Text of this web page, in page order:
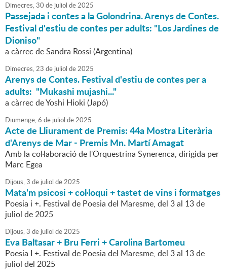
Dimecres,30 de juliol de2025
Passejada i contes a la Golondrina. Arenys de Contes.
Festival d'estiu de contes per adults: "Los Jardines de
Dioniso"
a càrrec de Sandra Rossi (Argentina)
Dimecres,23 de juliol de2025
Arenys de Contes. Festival d'estiu de contes per a
adults: "Mukashi mujashi..."
a càrrec de Yoshi Hioki (Japó)
Diumenge,6 de juliol de2025
Acte de Lliurament de Premis: 44a Mostra Literària
d'Arenys de Mar - Premis Mn. Martí Amagat
Amb la col·laboració de l'Orquestrina Synerenca, dirigida per
Marc Egea
Dijous,3 de juliol de2025
Mata'm psicosi + col·loqui + tastet de vins i formatges
Poesia i +. Festival de Poesia del Maresme, del 3 al 13 de
juliol de 2025
Dijous,3 de juliol de2025
Eva Baltasar + Bru Ferri + Carolina Bartomeu
Poesia I +. Festival de Poesia del Maresme, del 3 al 13 de
juliol del 2025